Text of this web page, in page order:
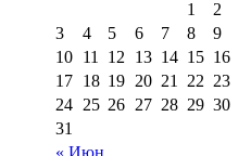
« Июн
1
2
3
4 5 6 7 8
9
10 11 12 13 14 15 16
17 18 19 20 21 22 23
24 25 26 27 28 29 30
31